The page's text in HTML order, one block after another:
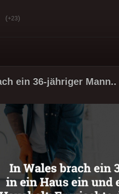
(+23)
ein 36-jähriger Mann..